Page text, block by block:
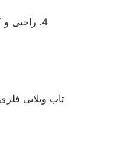
4. راحتی و کاربردی بودن: تاب باید از نظر راحتی و کاربردی بودن مناسب باشد، بنابراین استفاده از مواد نرم و راحت برای نشیمنگاه و پشتی بسیار مهم است.
تاب ویلایی